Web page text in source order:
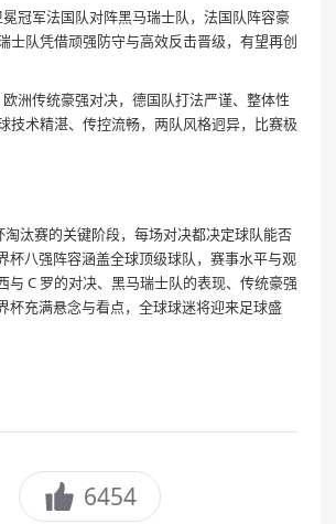
冠军法国队对阵黑马瑞士队，法国队阵容豪
士队凭借顽强防守与高效反击晋级，有望再创
洲传统豪强对决，德国队打法严谨、整体性
技术精湛、传控流畅，两队风格迥异，比赛极
淘汰赛的关键阶段，每场对决都决定球队能否
杯八强阵容涵盖全球顶级球队，赛事水平与观
与 C 罗的对决、黑马瑞士队的表现、传统豪强
杯充满悬念与看点，全球球迷将迎来足球盛
6454